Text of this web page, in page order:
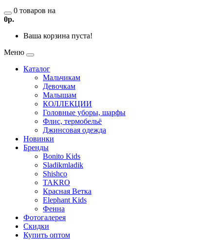
0 товаров на
0р.
Ваша корзина пуста!
Меню
Каталог
Мальчикам
Девочкам
Малышам
КОЛЛЕКЦИИ
Головные уборы, шарфы
Флис, термобельё
Джинсовая одежда
Новинки
Бренды
Bonito Kids
Sladikmladik
Shishco
TAKRO
Красная Ветка
Elephant Kids
Фенна
Фотогалерея
Скидки
Купить оптом